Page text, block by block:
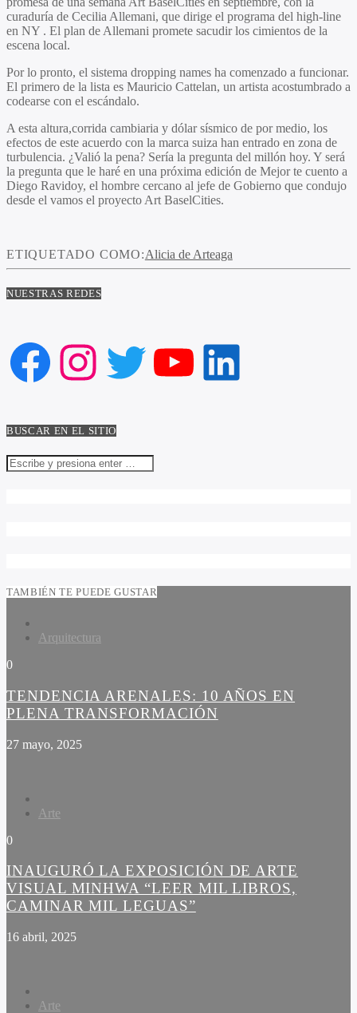
curaduría de Cecilia Allemani, que dirige el programa del high-line
en NY . El plan de Allemani promete sacudir los cimientos de la
escena local.
Por lo pronto, el sistema dropping names ha comenzado a funcionar.
El primero de la lista es Mauricio Cattelan, un artista acostumbrado a
codearse con el escándalo.
A esta altura,corrida cambiaria y dólar sísmico de por medio, los
efectos de este acuerdo con la marca suiza han entrado en zona de
turbulencia. ¿Valió la pena? Sería la pregunta del millón hoy. Y será
la pregunta que le haré en una próxima edición de Mejor te cuento a
Diego Ravidoy, el hombre cercano al jefe de Gobierno que condujo
desde el vamos el proyecto Art BaselCities.
ETIQUETADO COMO:Alicia de Arteaga
NUESTRAS REDES
Facebook
Instagram
Twitter
YouTube
LinkedIn
BUSCAR EN EL SITIO
TAMBIÉN TE PUEDE GUSTAR
Arquitectura
0
TENDENCIA ARENALES: 10 AÑOS EN
PLENA TRANSFORMACIÓN
27 mayo, 2025
Arte
0
INAUGURÓ LA EXPOSICIÓN DE ARTE
VISUAL MINHWA “LEER MIL LIBROS,
CAMINAR MIL LEGUAS”
16 abril, 2025
Arte